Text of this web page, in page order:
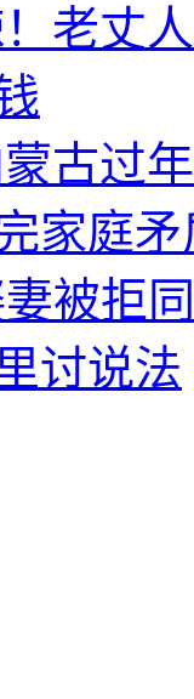
老丈
古过
家庭
被拒
讨说法